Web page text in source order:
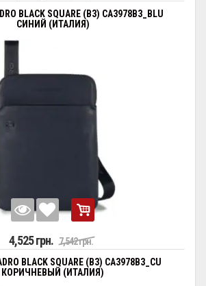
BLACK SQUARE (B3) CA3978B3_BLU
СИНИЙ (ИТАЛИЯ)
4,525 грн. 7,542 грн.
BLACK SQUARE (B3) CA3978B3_CU
КОРИЧНЕВЫЙ (ИТАЛИЯ)